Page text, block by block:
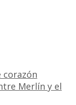
corazón
Merlín y el